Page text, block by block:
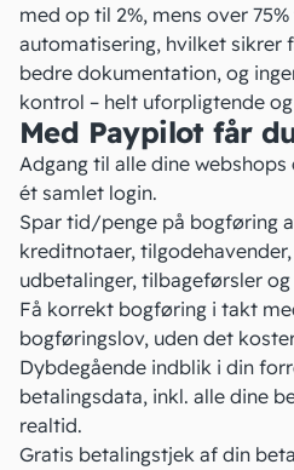
med op til 2%, mens over
automatisering, hvilket sikrer
bedre dokumentation, og
kontrol – helt uforpligtende
Med Paypilot får
Adgang til alle dine
ét samlet login.
Spar tid/penge på bogføring
kreditnotaer,
udbetalinger, tilbageførsler
Få korrekt bogføring i takt
bogføringslov, uden det
Dybdegående indblik i din
betalingsdata, inkl. alle dine
realtid.
Gratis betalingstjek af din